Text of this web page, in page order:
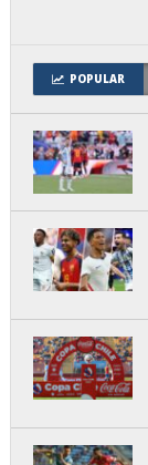
POPULAR